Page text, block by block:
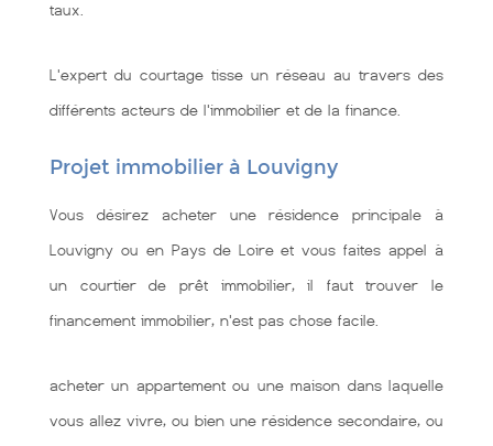
taux.
L'expert du courtage tisse un réseau au travers des
différents acteurs de l'immobilier et de la finance.
Projet immobilier à Louvigny
Vous désirez acheter une résidence principale à
Louvigny ou en Pays de Loire et vous faites appel à
un courtier de prêt immobilier, il faut trouver le
financement immobilier, n'est pas chose facile.
acheter un appartement ou une maison dans laquelle
vous allez vivre, ou bien une résidence secondaire, ou